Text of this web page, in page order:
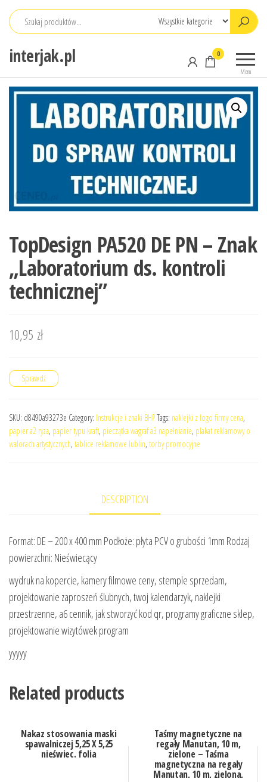
Przejdź
interjak.pl
Menu
0
TopDesign PA520 DE PN – Znak
„Laboratorium ds. kontroli
technicznej”
10,95 zł
Sprawdź
SKU: d8490a93273e Category: Instrukcje i znaki BHPTags: naklejki z logo firmy cena,
papier a2 ryza, papier typu kraft, pieczątka wagraf a3 napełnianie, plakat reklamowy o
walorach artystycznych, tablice reklamowe lublin, torby promocyjne
DESCRIPTION
Format: DE – 200 x 400 mm Podłoże: płyta PCV o grubości 1mm Rodzaj
powierzchni: Nieświecący
wydruk na kopercie, kamery filmowe ceny, stemple sprzedam,
projektowanie zaproszeń ślubnych, twoj kalendarzyk, naklejki
przestrzenne, a6 cennik, jak stworzyć kod qr, programy graficzne sklep,
projektowanie wizytówek program
yyyyy
Related products
Nakaz stosowania maski
spawalniczej 5,25 X 5,25
nieświec. folia
Taśmy magnetyczne na
regały Manutan, 10 m,
zielone – Taśma
magnetyczna na regały
Manutan, 10 m, zielona,